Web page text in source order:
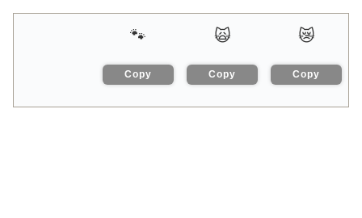
😿
Copy
🙀
Copy
🐾
Copy